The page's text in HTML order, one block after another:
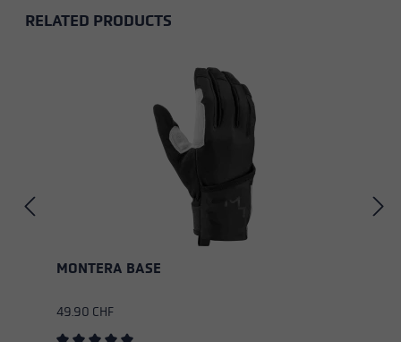
RELATED PRODUCTS
MONTERA BASE
49.90 CHF